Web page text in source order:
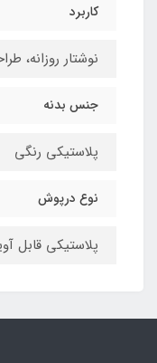
کاربرد
نوشتار روزانه،
جنس بدنه
پلاستیکی رنگی
نوع درپوش
پلاستیکی قابل